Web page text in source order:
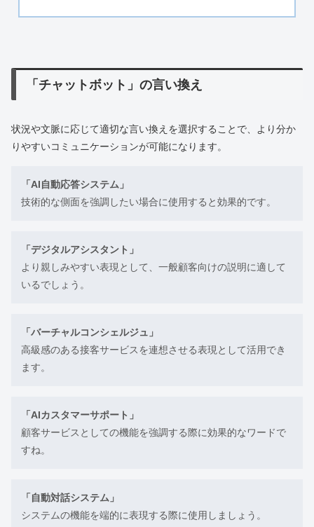
「チャットボット」の言い換え
状況や文脈に応じて適切な言い換えを選択することで、より分か
りやすいコミュニケーションが可能になります。
「AI自動応答システム」
技術的な側面を強調したい場合に使用すると効果的です。
「デジタルアシスタント」
より親しみやすい表現として、一般顧客向けの説明に適して
いるでしょう。
「バーチャルコンシェルジュ」
高級感のある接客サービスを連想させる表現として活用でき
ます。
「AIカスタマーサポート」
顧客サービスとしての機能を強調する際に効果的なワードで
すね。
「自動対話システム」
システムの機能を端的に表現する際に使用しましょう。